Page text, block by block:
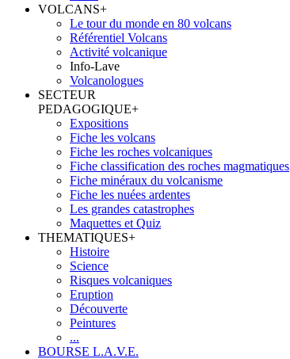
VOLCANS+
Le tour du monde en 80 volcans
Référentiel Volcans
Activité volcanique
Info-Lave
Volcanologues
SECTEUR
PEDAGOGIQUE+
Expositions
Fiche les volcans
Fiche les roches volcaniques
Fiche classification des roches magmatiques
Fiche minéraux du volcanisme
Fiche les nuées ardentes
Les grandes catastrophes
Maquettes et Quiz
THEMATIQUES+
Histoire
Science
Risques volcaniques
Eruption
Découverte
Peintures
...
BOURSE L.A.V.E.